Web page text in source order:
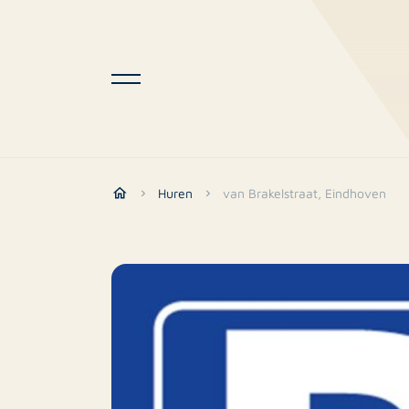
Huren van Brakelstraat, Eindhoven